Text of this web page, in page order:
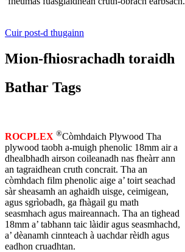
Cuir post-d thugainn
Mion-fhiosrachadh toraidh
Bathar Tags
ROCPLEX ®Còmhdaich Plywood Tha
plywood taobh a-muigh phenolic 18mm air a
dhealbhadh airson coileanadh nas fheàrr ann
an tagraidhean cruth concrait. Tha an
còmhdach film phenolic aige a’ toirt seachad
sàr sheasamh an aghaidh uisge, ceimigean,
agus sgrìobadh, ga fhàgail gu math
seasmhach agus maireannach. Tha an tighead
18mm a’ tabhann taic làidir agus seasmhachd,
a’ dèanamh cinnteach à uachdar rèidh agus
eadhon cruadhtan.